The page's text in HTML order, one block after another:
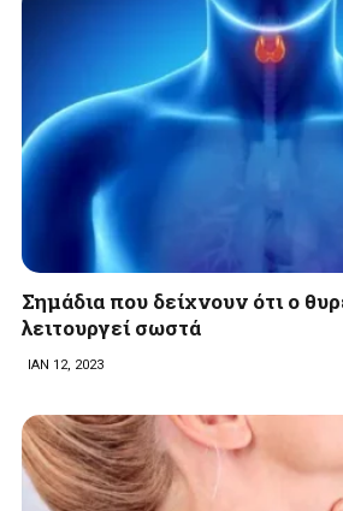
Σημάδια που δείχνουν ότι ο
λειτουργεί σωστά
ΙΑΝ 12, 2023